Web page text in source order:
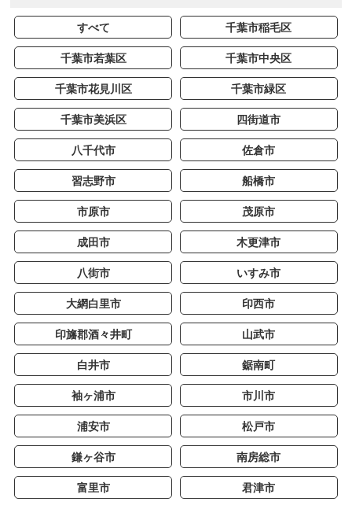
すべて 千葉市稲毛区
千葉市若葉区 千葉市中央区
千葉市花見川区 千葉市緑区
千葉市美浜区 四街道市
八千代市 佐倉市
習志野市 船橋市
市原市 茂原市
成田市 木更津市
八街市 いすみ市
大網白里市 印西市
印旛郡酒々井町 山武市
白井市 鋸南町
袖ヶ浦市 市川市
浦安市 松戸市
鎌ヶ谷市 南房総市
富里市 君津市